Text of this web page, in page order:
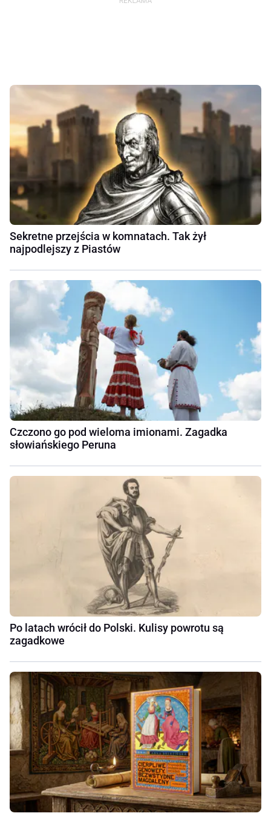
Sekretne przejścia w komnatach. Tak żył
najpodlejszy z Piastów
Czczono go pod wieloma imionami. Zagadka
słowiańskiego Peruna
Po latach wrócił do Polski. Kulisy powrotu są
zagadkowe